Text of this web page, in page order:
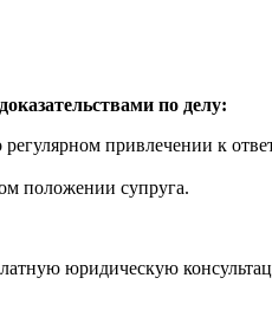
по делу:
привлечении к
положении супруга.
юридическую